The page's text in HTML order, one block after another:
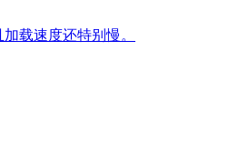
载速度还特别慢。